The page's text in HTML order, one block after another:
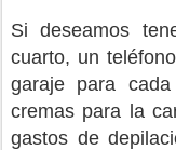
Si deseamos
cuarto, un
garaje para
cremas para la
gastos de